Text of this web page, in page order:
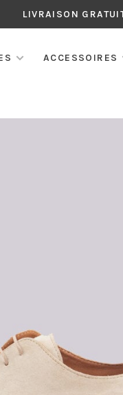
LIVRAISON
ACCESSOIRES